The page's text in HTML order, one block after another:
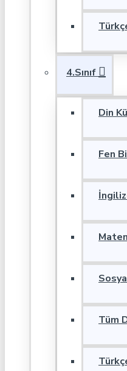
4.Sınıf
Din
Fen
Tüm